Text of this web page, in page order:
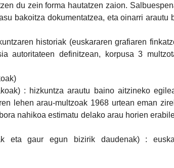
du zein forma hautatzen zaion.
bakoitza dokumentatzea, eta oinarri arautu
historiak (euskararen grafiaren
autoritateen definitzean, ​korpusa 3
: hizkuntza arautu baino aitzineko
lehen arau-multzoak 1968 urtean eman
nahikoa estimatu delako arau horien
eta gaur egun bizirik daudenak) :